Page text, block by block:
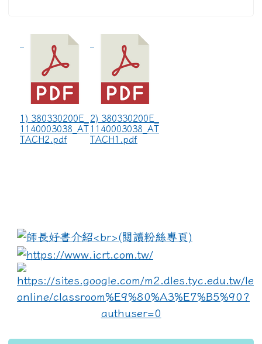
1) 380330200E_
1140003038_AT
TACH2.pdf
2) 380330200E_
1140003038_AT
TACH1.pdf
link to https://